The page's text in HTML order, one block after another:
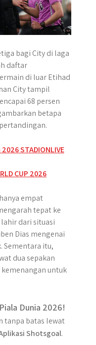
bagi City di laga
daftar
di luar Etihad
City tampil
68 persen
betapa
empat
tepat ke
dari situasi
Dias mengenai
Sementara itu,
dua sepakan
kemenangan untuk
Dunia 2026!
tanpa batas lewat
Shotsgoal.